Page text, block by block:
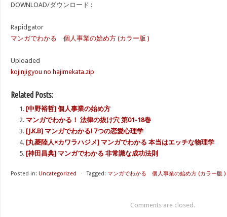
DOWNLOAD/ダウンロード :
Rapidgator
マンガでわかる 個人事業の始め方 (カラー版 )
Uploaded
kojinjigyou no hajimekata.zip
Related Posts:
[中野裕哲] 個人事業の始め方
マンガでわかる！ 法律の抜け穴 第01-18巻
[J.K.B] マンガでわかる! 7つの恋愛心理学
[丸菱陸人×カワラハジメ] マンガでわかる 本当はエッチな物理学
[神田昌典] マンガでわかる 非常識な成功法則
Posted in: Uncategorized ⋅ Tagged: マンガでわかる 個人事業の始め方 (カラー版 )
Comments are closed.